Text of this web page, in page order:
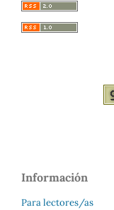
Información
Para lectores/as